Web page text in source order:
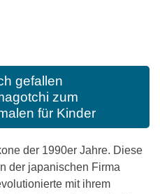
gefallen
zum
für Kinder
der 1990er Jahre. Diese
der japanischen Firma
mit ihrem